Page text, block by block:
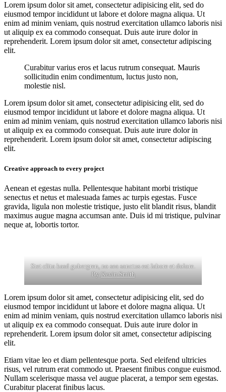
Lorem ipsum dolor sit amet, consectetur adipisicing elit, sed do
eiusmod tempor incididunt ut labore et dolore magna aliqua. Ut
enim ad minim veniam, quis nostrud exercitation ullamco laboris nisi
ut aliquip ex ea commodo consequat. Duis aute irure dolor in
reprehenderit. Lorem ipsum dolor sit amet, consectetur adipiscing
elit.
Curabitur varius eros et lacus rutrum consequat. Mauris
sollicitudin enim condimentum, luctus justo non,
molestie nisl.
Lorem ipsum dolor sit amet, consectetur adipisicing elit, sed do
eiusmod tempor incididunt ut labore et dolore magna aliqua. Ut
enim ad minim veniam, quis nostrud exercitation ullamco laboris nisi
ut aliquip ex ea commodo consequat. Duis aute irure dolor in
reprehenderit. Lorem ipsum dolor sit amet, consectetur adipiscing
elit.
Creative approach to every project
Aenean et egestas nulla. Pellentesque habitant morbi tristique
senectus et netus et malesuada fames ac turpis egestas. Fusce
gravida, ligula non molestie tristique, justo elit blandit risus, blandit
maximus augue magna accumsan ante. Duis id mi tristique, pulvinar
neque at, lobortis tortor.
Stet clita kasd gubergren, no sea sanctus est labore et dolore.
By Kevin Smith
Lorem ipsum dolor sit amet, consectetur adipisicing elit, sed do
eiusmod tempor incididunt ut labore et dolore magna aliqua. Ut
enim ad minim veniam, quis nostrud exercitation ullamco laboris nisi
ut aliquip ex ea commodo consequat. Duis aute irure dolor in
reprehenderit. Lorem ipsum dolor sit amet, consectetur adipiscing
elit.
Etiam vitae leo et diam pellentesque porta. Sed eleifend ultricies
risus, vel rutrum erat commodo ut. Praesent finibus congue euismod.
Nullam scelerisque massa vel augue placerat, a tempor sem egestas.
Curabitur placerat finibus lacus.